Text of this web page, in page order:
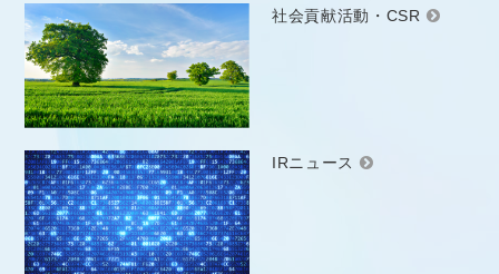
社会貢献活動・CSR
IRニュース